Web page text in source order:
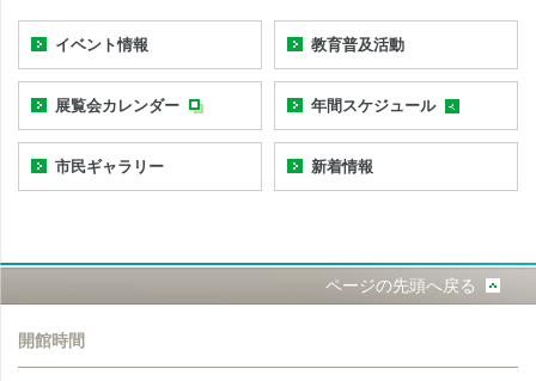
イベント情報 教育普及活動
展覧会カレンダー 年間スケジュール
市民ギャラリー 新着情報
ページの先頭へ戻る
開館時間